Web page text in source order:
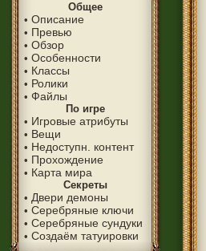
Общее
• Описание
• Превью
• Обзор
• Особенности
• Классы
• Ролики
• Файлы
По игре
• Игровые атрибуты
• Вещи
• Недоступн. контент
• Прохождение
• Карта мира
Секреты
• Двери демоны
• Серебряные ключи
• Серебряные сундуки
• Создаём татуировки